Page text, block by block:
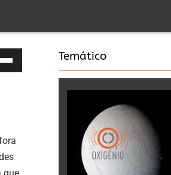
que
Temático